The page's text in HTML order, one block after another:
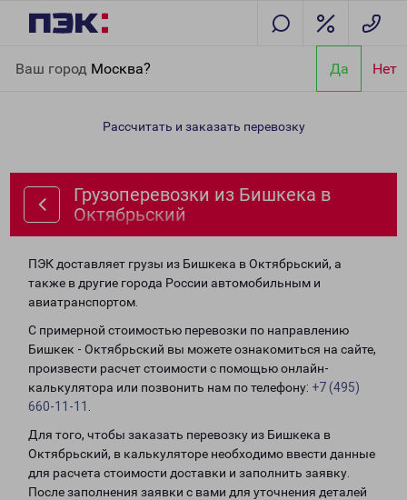
Ваш город Москва? Да Нет
Октябрьский
Рассчитать и заказать перевозку
Грузоперевозки из Бишкека в
Октябрьский
ПЭК доставляет грузы из Бишкека в Октябрьский, а
также в другие города России автомобильным и
авиатранспортом.
С примерной стоимостью перевозки по направлению
Бишкек - Октябрьский вы можете ознакомиться на сайте,
произвести расчет стоимости с помощью онлайн-
калькулятора или позвонить нам по телефону: +7 (495)
660-11-11
Для того, чтобы заказать перевозку из Бишкека в
Октябрьский, в калькуляторе необходимо ввести данные
для расчета стоимости доставки и заполнить заявку.
После заполнения заявки с вами для уточнения деталей